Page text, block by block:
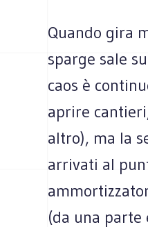
Quando gira
sparge sale
caos è
aprire
altro), ma la
arrivati al
(da una